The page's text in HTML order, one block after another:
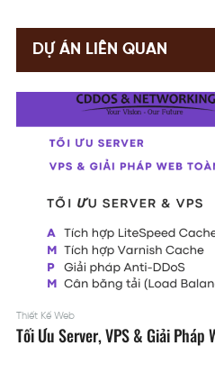
DỰ ÁN LIÊN QUAN
Thiết Kế Web
Tối Ưu Server, VPS & Giải Pháp